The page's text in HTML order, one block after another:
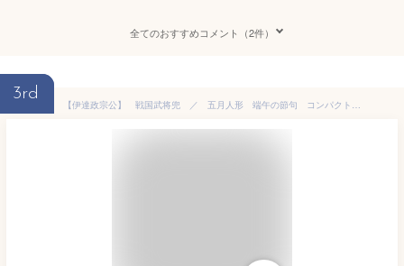
全てのおすすめコメント（2件）
3rd
【伊達政宗公】 戦国武将兜 ／ 五月人形 端午の節句 コンパクト 小型 金属製